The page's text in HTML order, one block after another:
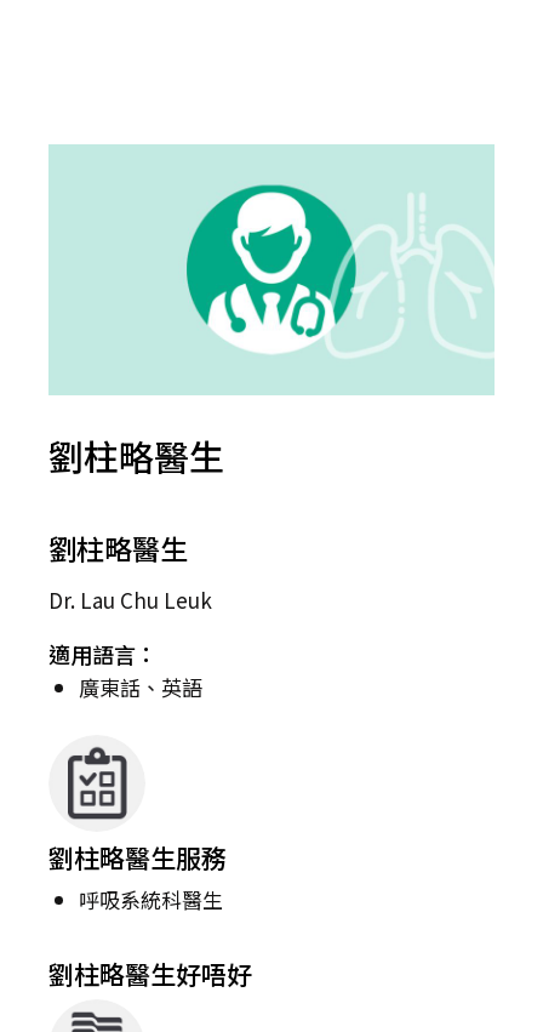
劉柱略醫生
劉柱略醫生
Dr. Lau Chu Leuk
適用語言：
廣東話、英語
劉柱略醫生服務
呼吸系統科醫生
劉柱略醫生好唔好